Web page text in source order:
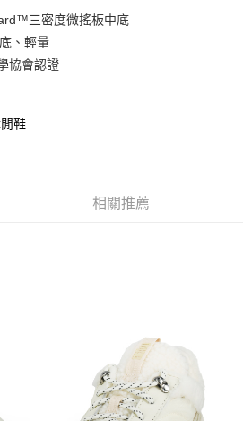
以上)免運費
三密度微搖板中底
、輕量
協會認證
鞋
相關推薦